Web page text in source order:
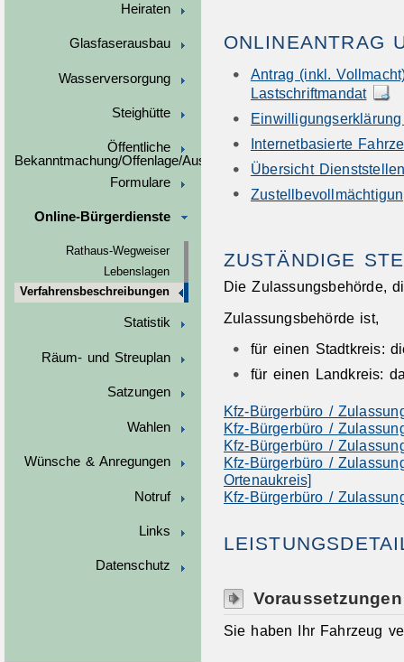
Heiraten
Glasfaserausbau
Wasserversorgung
Steighütte
Öffentliche
Bekanntmachung/Offenlage/Ausschreibungen
Formulare
Online-Bürgerdienste
Rathaus-Wegweiser
Lebenslagen
Verfahrensbeschreibungen
Statistik
Räum- und Streuplan
Satzungen
Wahlen
Wünsche & Anregungen
Notruf
Links
Datenschutz
ONLINEANTRAG
Antrag (inkl.
Lastschriftmandat
Internetbasierte
Übersicht
ZUSTÄNDIGE
Die Zulassungsbehörde,
Zulassungsbehörde ist,
für einen Stadtkreis:
für einen Landkreis:
Kfz-Bürgerbüro /
Kfz-Bürgerbüro /
Kfz-Bürgerbüro /
Kfz-Bürgerbüro /
Ortenaukreis]
Kfz-Bürgerbüro /
Voraussetzungen
Sie haben Ihr Fahrzeug